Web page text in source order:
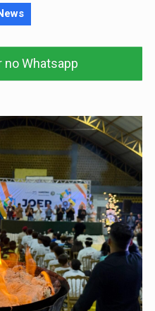
no Whatsapp